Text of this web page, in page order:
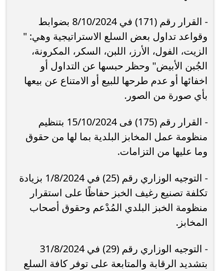
- القرار رقم (171) في 8/10/2024 بضوابط
وقواعد تداول بعض السلع الاستراتيجية وهي: "
الزيت، الفول، الأرز، اللبن، السكر، المكرونة،
الجُبن الأبيض" وحظر حبسها عن التداول أو
اخفائها أو عدم طرحها للبيع أو الامتناع عن بيعها
بأي صورة من الصور.
- القرار رقم (175) فى 15/10/2024 بتنظيم
منظومة عمل المخابز البلدية بما لها من حقوق
وما عليها من التزامات.
- التوجيه الوزاري رقم (25) في 1/8/2024 بزيادة
تكلفة تصنيع رغيف الخبز حفاظًا على استقرار
منظومة الخبز البلدي المُدْعم وحقوق أصحاب
المخابز.
- التوجيه الوزاري رقم (29) في 31/8/2024
بتشديد الرقابة والمتابعة على توفر كافة السلع